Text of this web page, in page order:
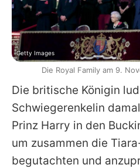
Die britische Königin
Schwiegerenkelin
Prinz Harry in den
um zusammen die
begutachten und
Getty Images
Die Royal Family am 9.